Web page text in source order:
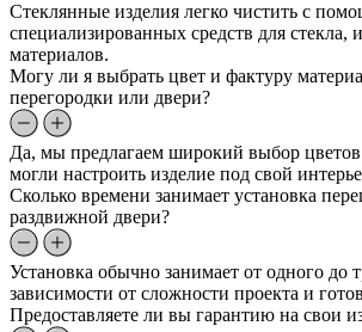
Стеклянные изделия легко чистить с
специализированных средств для стекла,
материалов.
Могу ли я выбрать цвет и фактуру
перегородки или двери?
Да, мы предлагаем широкий выбор
могли настроить изделие под свой
Сколько времени занимает установка
раздвижной двери?
Установка обычно занимает от одного до
зависимости от сложности проекта и
Предоставляете ли вы гарантию на свои